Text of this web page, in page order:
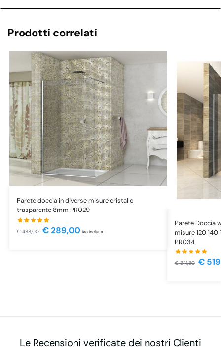
Prodotti correlati
Parete doccia in diverse misure cristallo
trasparente 8mm PR029
€488,00 €289,00 iva inclusa
Parete Doccia
misure 120
PR034
€841,80 €
Le Recensioni verificate dei nostri Clienti